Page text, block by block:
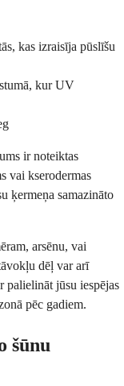
kas izraisīja pūslīšu
kur UV
ir noteiktas
vai kserodermas
ķermeņa samazināto
arsēnu, vai
dēļ var arī
palielināt jūsu iespējas
pēc gadiem.
šūnu